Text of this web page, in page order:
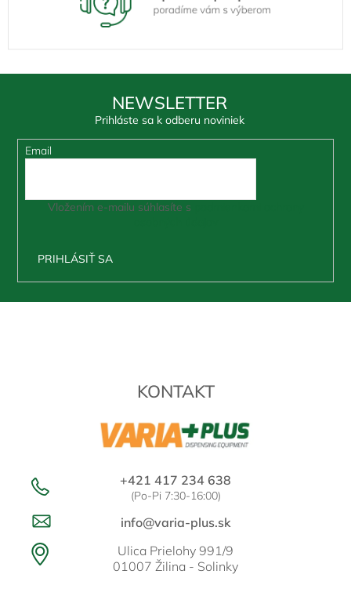
NEWSLETTER
Prihláste sa k odberu noviniek
Email
Vložením e-mailu súhlasíte s
PRIHLÁSIŤ SA
KONTAKT
+421 417 234 638
(Po-Pi 7:30-16:00)
info@varia-plus.sk
Ulica Prielohy 991/9
01007 Žilina - Solinky